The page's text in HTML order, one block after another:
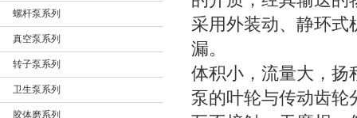
螺杆泵系列
真空泵系列
转子泵系列
卫生泵系列
胶体磨系列
采用外装动、静环式
漏。
体积小，流量大，扬
泵的叶轮与传动齿轮